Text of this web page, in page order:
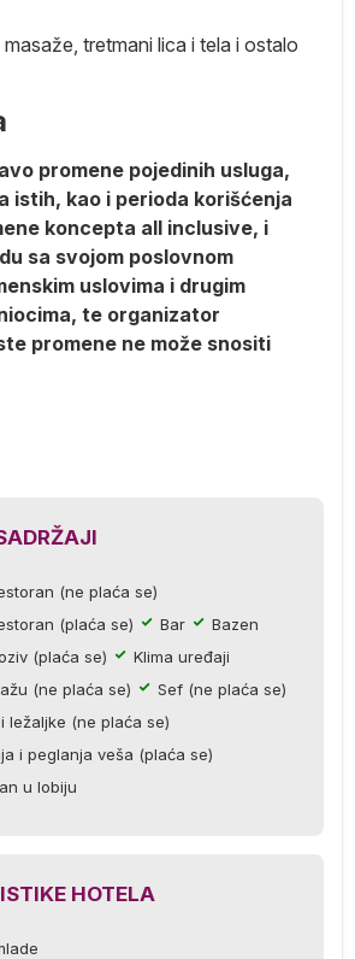
masaže, tretmani lica i tela i ostalo
promene pojedinih usluga,
istih, kao i perioda korišćenja
koncepta all inclusive, i
sa svojom poslovnom
uslovima i drugim
te organizator
promene ne može snositi
(ne plaća se)
(plaća se)
Bar
Bazen
(plaća se)
Klima uređaji
(ne plaća se)
Sef (ne plaća se)
ležaljke (ne plaća se)
i peglanja veša (plaća se)
u lobiju
HOTELA